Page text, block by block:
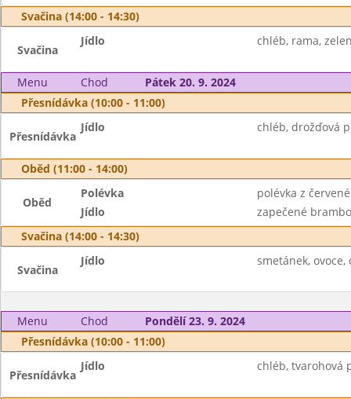
Svačina (14:00 - 14:30)
Svačina
Jídlo chléb, rama,
Menu Chod
Pátek 20. 9. 2024
Přesnídávka (10:00 - 11:00)
Přesnídávka
Jídlo chléb, drožďová
Oběd (11:00 - 14:00)
Oběd
Polévka
polévka z
Jídlo
zapečené
Svačina (14:00 - 14:30)
Svačina
Jídlo smetánek, ovoce,
Menu Chod
Pondělí 23. 9. 2024
Přesnídávka (10:00 - 11:00)
Přesnídávka
Jídlo chléb, tvarohová